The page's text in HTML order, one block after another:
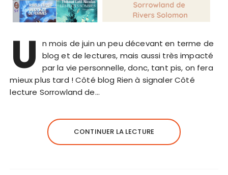
U
n mois de juin un peu décevant en terme de
blog et de lectures, mais aussi très impacté
par la vie personnelle, donc, tant pis, on fera
mieux plus tard ! Côté blog Rien à signaler Côté
lecture Sorrowland de…
CONTINUER LA LECTURE